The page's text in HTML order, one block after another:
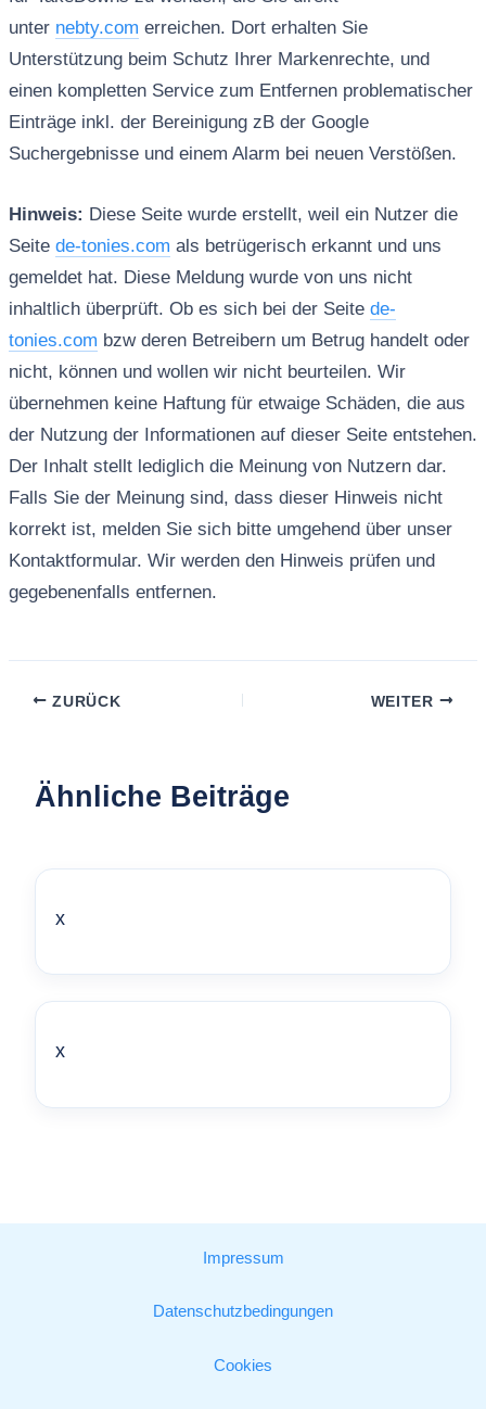
unter nebty.com erreichen. Dort erhalten Sie
Unterstützung beim Schutz Ihrer Markenrechte, und
einen kompletten Service zum Entfernen problematischer
Einträge inkl. der Bereinigung zB der Google
Suchergebnisse und einem Alarm bei neuen Verstößen.
Hinweis: Diese Seite wurde erstellt, weil ein Nutzer die
Seite de-tonies.com als betrügerisch erkannt und uns
gemeldet hat. Diese Meldung wurde von uns nicht
inhaltlich überprüft. Ob es sich bei der Seite de-
tonies.com bzw deren Betreibern um Betrug handelt oder
nicht, können und wollen wir nicht beurteilen. Wir
übernehmen keine Haftung für etwaige Schäden, die aus
der Nutzung der Informationen auf dieser Seite entstehen.
Der Inhalt stellt lediglich die Meinung von Nutzern dar.
Falls Sie der Meinung sind, dass dieser Hinweis nicht
korrekt ist, melden Sie sich bitte umgehend über unser
Kontaktformular. Wir werden den Hinweis prüfen und
gegebenenfalls entfernen.
ZURÜCK WEITER
Ähnliche Beiträge
x
x
Impressum
Datenschutzbedingungen
Cookies